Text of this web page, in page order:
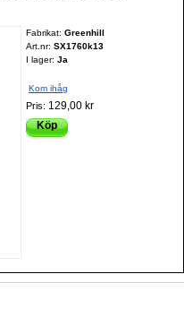
Fabrikat:Greenhill
Art.nr:SX1760k13
I lager: Ja
Kom ihåg
Pris: 129,00 kr
Köp